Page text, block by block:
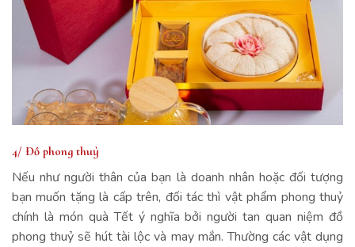
4/ Đồ phong thuỷ
Nếu như người thân của bạn là doanh nhân hoặc đối tượng
bạn muốn tặng là cấp trên, đối tác thì vật phẩm phong thuỷ
chính là món quà Tết ý nghĩa bởi người tan quan niệm đồ
phong thuỷ sẽ hút tài lộc và may mắn. Thường các vật dụng